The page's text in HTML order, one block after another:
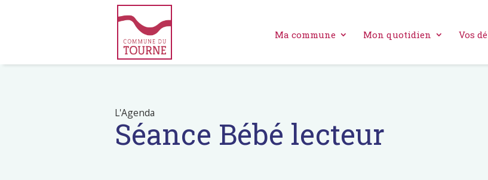
Ma commune Mon quotidien Vos
L'Agenda
Séance Bébé lecteur